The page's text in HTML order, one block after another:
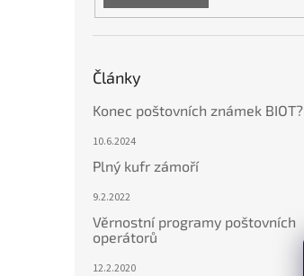
Články
Konec poštovních známek BIOT?
10.6.2024
Plný kufr zámoří
9.2.2022
Věrnostní programy poštovních
operátorů
12.2.2020